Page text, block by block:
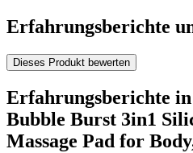
Erfahrungsberichte
Dieses Produkt bewerten
Erfahrungsberichte
Bubble Burst 3in1
Massage Pad for